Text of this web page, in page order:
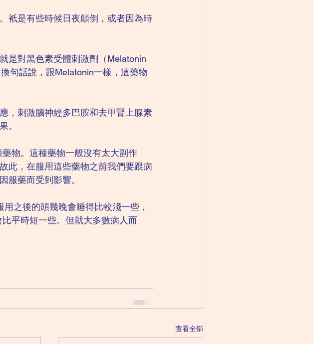
衹是有些時候日夜顛倒，或者因為時
是對黑色素受體刺激劑（Melatonin
句話說，跟Melatonin一樣，這藥物
，刺激腦神經多巴胺和去甲腎上腺素
。
物。這種藥物一般沒有太大副作
此，在服用這些藥物之前我們要跟病
服藥而受到影響。
之後的頭幾晚會睡得比較淺一些，
平時短一些。但就大多數病人而
查看全部